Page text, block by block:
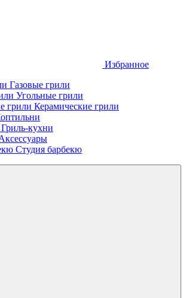
Избранное
Газовые грили
Угольные грили
грили Керамические грили
Гриль-кухни
Студия барбекю